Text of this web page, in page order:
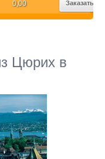
0,00 Заказать
Цюрих в